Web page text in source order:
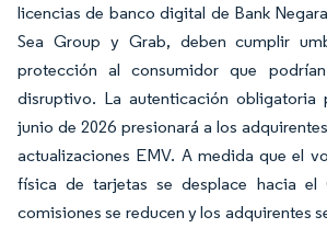
licencias de banco digital de Bank
Sea Group y Grab, deben cumplir
protección al consumidor que
disruptivo. La autenticación
junio de 2026 presionará a los
actualizaciones EMV. A medida que el
física de tarjetas se desplace hacia el
comisiones se reducen y los adquirentes